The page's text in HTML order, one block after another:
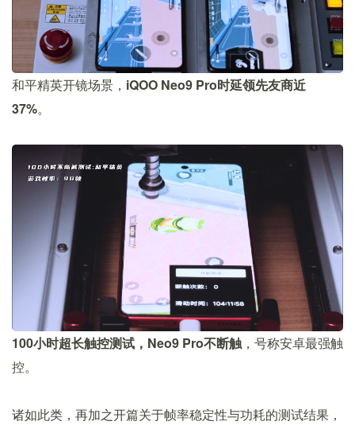
和平精英开镜场景， iQOO Neo9 Pro时延领先友商近
37%。
100小时超长触控测试，Neo9 Pro不断触 ，号称安卓最强触
控。
诸如此类，再加之开篇关于帧率稳定性与功耗的测试结果，